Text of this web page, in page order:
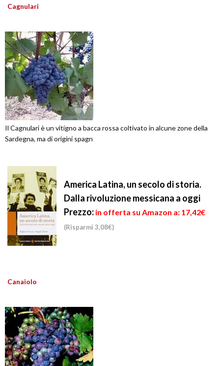
Cagnulari
Il Cagnulari è un vitigno a bacca rossa coltivato in alcune zone della
Sardegna, ma di origini spagn
America Latina, un secolo di storia.
Dalla rivoluzione messicana a oggi
Prezzo: in offerta su Amazon a: 17,42€
(Risparmi 3,08€)
Canaiolo